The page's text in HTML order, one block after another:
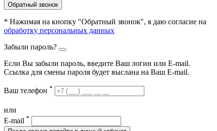
Обратный звонок
* Нажимая на кнопку "Обратный звонок", я даю согласие на
обработку персональных данных
Забыли пароль?
Если Вы забыли пароль, введите Ваш логин или Е-mail.
Ссылка для смены пароля будет выслана на Ваш E-mail.
Ваш телефон *
или
E-mail *